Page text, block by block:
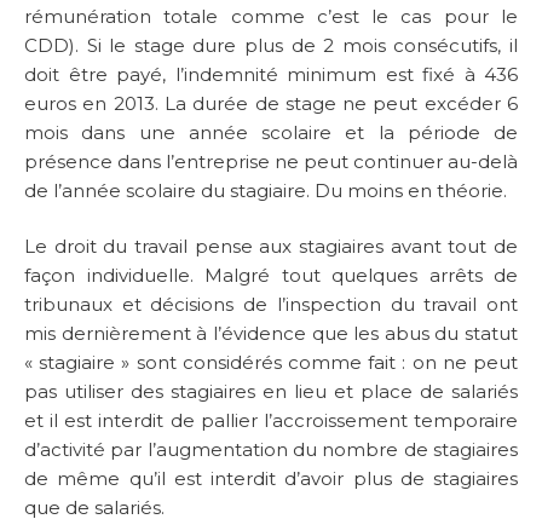
rémunération totale comme c’est le cas pour le
CDD). Si le stage dure plus de 2 mois consécutifs, il
doit être payé, l’indemnité minimum est fixé à 436
euros en 2013. La durée de stage ne peut excéder 6
mois dans une année scolaire et la période de
présence dans l’entreprise ne peut continuer au-delà
de l’année scolaire du stagiaire. Du moins en théorie.
Le droit du travail pense aux stagiaires avant tout de
façon individuelle. Malgré tout quelques arrêts de
tribunaux et décisions de l’inspection du travail ont
mis dernièrement à l’évidence que les abus du statut
« stagiaire » sont considérés comme fait : on ne peut
pas utiliser des stagiaires en lieu et place de salariés
et il est interdit de pallier l’accroissement temporaire
d’activité par l’augmentation du nombre de stagiaires
de même qu’il est interdit d’avoir plus de stagiaires
que de salariés.